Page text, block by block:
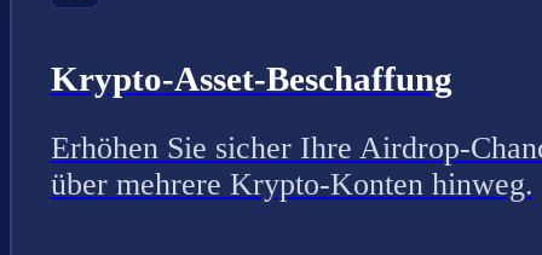
Krypto-Asset-Beschaffung
Erhöhen Sie sicher Ihre Airdrop-
über mehrere Krypto-Konten hinweg.